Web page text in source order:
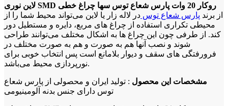
لاین نوری SMD روکار 20 وات پارس شعاع توس سها چراغ خطی
از برند پارس شعاع توس در لاله زار یا لاین می‌تواند محیط شما را از
محیطی تکراری استفاده از چراغ های مربع، دایره و مستطیل دور
کند. از طرفی چون این چراغ ها به اشکال مختلف می‌توانند طراحی
شوند و نصب آنها هم به صورت و هم به صورت مختلف در
فرورفتگی های سقف و دیوار بلامانع است پس انتخاب خوبی برای
نورپردازی محیط می‌باشد.
مشخصات این محصول : تولید ایران و محصولی از پارس شعاع
توس دارای جنس بدنه آلومینیومی